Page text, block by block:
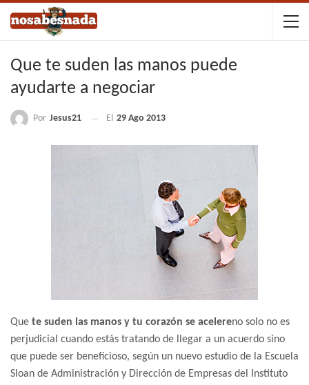
Que te suden las manos puede
ayudarte a negociar
Por Jesus21 El 29 Ago 2013
Que te suden las manos y tu corazón se acelereno solo no es
perjudicial cuando estás tratando de llegar a un acuerdo sino
que puede ser beneficioso, según un nuevo estudio de la Escuela
Sloan de Administración y Dirección de Empresas del Instituto